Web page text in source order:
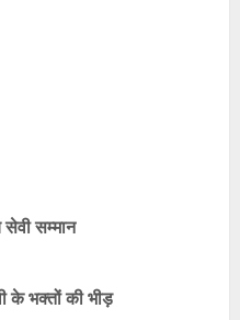
सेवी सम्मान
के भक्तों की भीड़